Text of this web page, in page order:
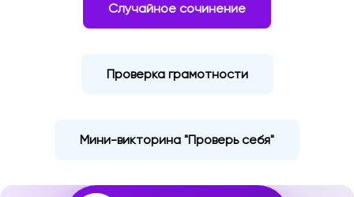
Случайное сочинение
Проверка грамотности
Мини-викторина "Проверь себя"